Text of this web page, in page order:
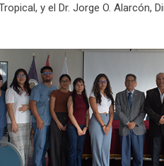
y el Dr. Jorge O. Alarcón,